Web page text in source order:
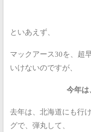
といあえず、
マックアース30を、超
いけないのですが、
今年は
去年は、北海道にも行
グで、弾丸して、